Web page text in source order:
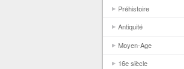
Préhistoire
Antiquité
Moyen-Age
16e siècle